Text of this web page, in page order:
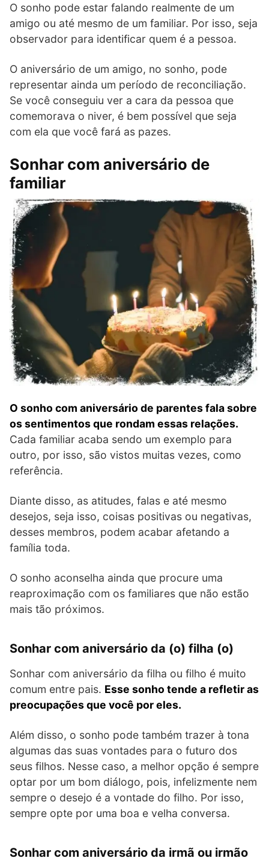
O sonho pode estar falando realmente de um
amigo ou até mesmo de um familiar. Por isso, seja
observador para identificar quem é a pessoa.
O aniversário de um amigo, no sonho, pode
representar ainda um período de reconciliação.
Se você conseguiu ver a cara da pessoa que
comemorava o niver, é bem possível que seja
com ela que você fará as pazes.
Sonhar com aniversário de
familiar
O sonho com aniversário de parentes fala sobre
os sentimentos que rondam essas relações.
Cada familiar acaba sendo um exemplo para
outro, por isso, são vistos muitas vezes, como
referência.
Diante disso, as atitudes, falas e até mesmo
desejos, seja isso, coisas positivas ou negativas,
desses membros, podem acabar afetando a
família toda.
O sonho aconselha ainda que procure uma
reaproximação com os familiares que não estão
mais tão próximos.
Sonhar com aniversário da (o) filha (o)
Sonhar com aniversário da filha ou filho é muito
comum entre pais. Esse sonho tende a refletir as
preocupações que você por eles.
Além disso, o sonho pode também trazer à tona
algumas das suas vontades para o futuro dos
seus filhos. Nesse caso, a melhor opção é sempre
optar por um bom diálogo, pois, infelizmente nem
sempre o desejo é a vontade do filho. Por isso,
sempre opte por uma boa e velha conversa.
Sonhar com aniversário da irmã ou irmão